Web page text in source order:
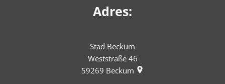
Adres:
Stad Beckum
Weststraße 46
59269 Beckum